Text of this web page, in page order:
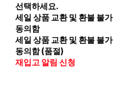
선택하세요.
세일 상품 교환 및 환불 불가
동의함
세일 상품 교환 및 환불 불가
동의함 (품절)
재입고 알림 신청